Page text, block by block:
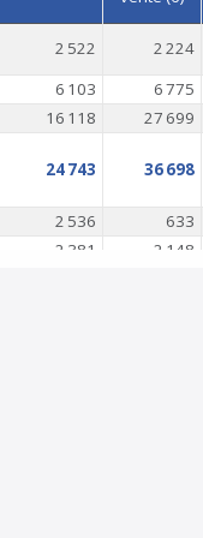
2 522 2 224
6 103 6 775
16 118 27 699
24 743 36 698
2 536 633
2 381 2 148